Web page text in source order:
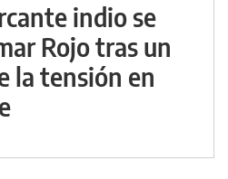
indio se
Rojo tras un
la tensión en